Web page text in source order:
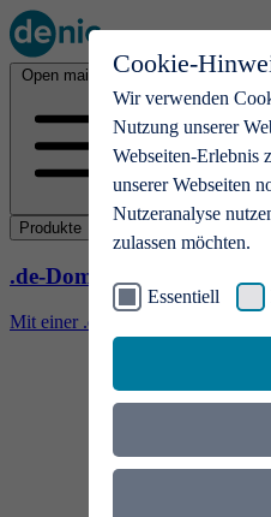
Cookie-
Wir verwenden
Nutzung unserer
Webseiten-Erlebnis
unserer Webseiten
Nutzeranalyse
zulassen möchten.
Essentiell
Open main menu
Produkte
.de-Domains
Mit einer .de-Domain erhalten